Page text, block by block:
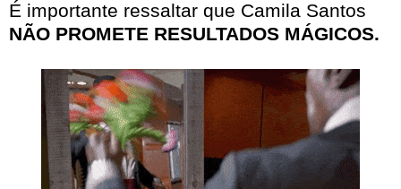
É importante ressaltar que Camila Santos
NÃO PROMETE RESULTADOS MÁGICOS.